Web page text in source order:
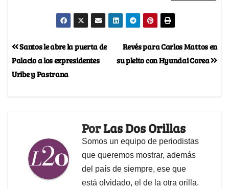
Revés para Carlos Mattos en
su pleito con Hyundai Corea
Santos le abre la puerta de
Palacio a los expresidentes
Uribe y Pastrana
PorLas Dos Orillas
Somos un equipo de periodistas
que queremos mostrar, además
del país de siempre, ese que
está olvidado, el de la otra orilla.